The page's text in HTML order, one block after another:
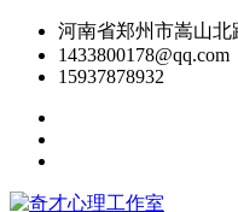
河南省郑州市嵩山北
1433800178@qq.com
15937878932